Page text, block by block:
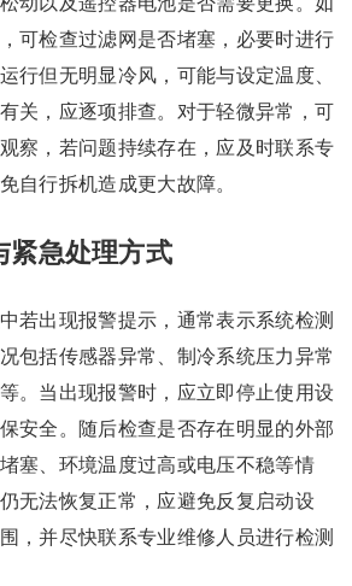
可检查过滤网是否堵塞，必要时进行
行但无明显冷风，可能与设定温度、
关，应逐项排查。对于轻微异常，可
察，若问题持续存在，应及时联系专
自行拆机造成更大故障。
紧急处理方式
若出现报警提示，通常表示系统检测
包括传感器异常、制冷系统压力异常
。当出现报警时，应立即停止使用设
安全。随后检查是否存在明显的外部
塞、环境温度过高或电压不稳等情
无法恢复正常，应避免反复启动设
，并尽快联系专业维修人员进行检测